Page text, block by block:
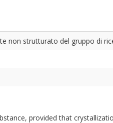
non strutturato del gruppo di
provided that